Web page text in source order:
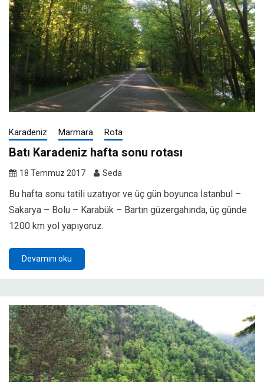
Karadeniz Marmara Rota
Batı Karadeniz hafta sonu rotası
18 Temmuz 2017 Seda
Bu hafta sonu tatili uzatıyor ve üç gün boyunca İstanbul –
Sakarya – Bolu – Karabük – Bartın güzergahında, üç günde
1200 km yol yapıyoruz.
Devamını oku